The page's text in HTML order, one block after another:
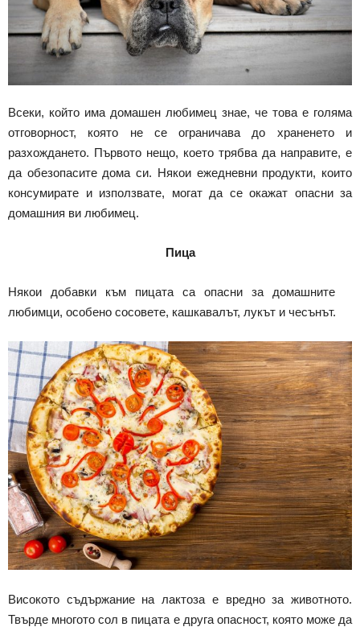
Всеки, който има домашен любимец знае, че това е голяма
отговорност, която не се ограничава до храненето и
разхождането. Първото нещо, което трябва да направите, е
да обезопасите дома си. Някои ежедневни продукти, които
консумирате и използвате, могат да се окажат опасни за
домашния ви любимец.
Пица
Някои добавки към пицата са опасни за домашните
любимци, особено сосовете, кашкавалът, лукът и чесънът.
Високото съдържание на лактоза е вредно за животното.
Твърде многото сол в пицата е друга опасност, която може да